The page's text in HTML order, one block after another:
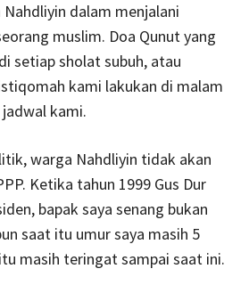
dalam menjalani
muslim. Doa Qunut yang
setiap sholat subuh, atau
kami lakukan di malam
kami.
warga Nahdliyin tidak akan
Ketika tahun 1999 Gus Dur
bapak saya senang bukan
saat itu umur saya masih 5
masih teringat sampai saat ini.